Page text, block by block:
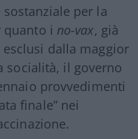
per la
quanto i no-vax, già
dalla maggior
socialità, il governo
provvedimenti
finale” nei